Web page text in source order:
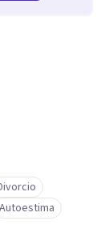
Autoestima